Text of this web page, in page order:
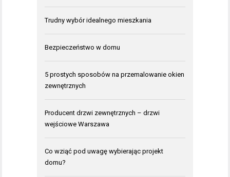
Trudny wybór idealnego mieszkania
Bezpieczeństwo w domu
5 prostych sposobów na przemalowanie okien
zewnętrznych
Producent drzwi zewnętrznych – drzwi
wejściowe Warszawa
Co wziąć pod uwagę wybierając projekt
domu?